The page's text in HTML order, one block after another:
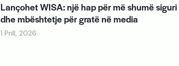
Lançohet WISA: një hap për më shumë siguri
dhe mbështetje për gratë në media
1 Prill, 2026